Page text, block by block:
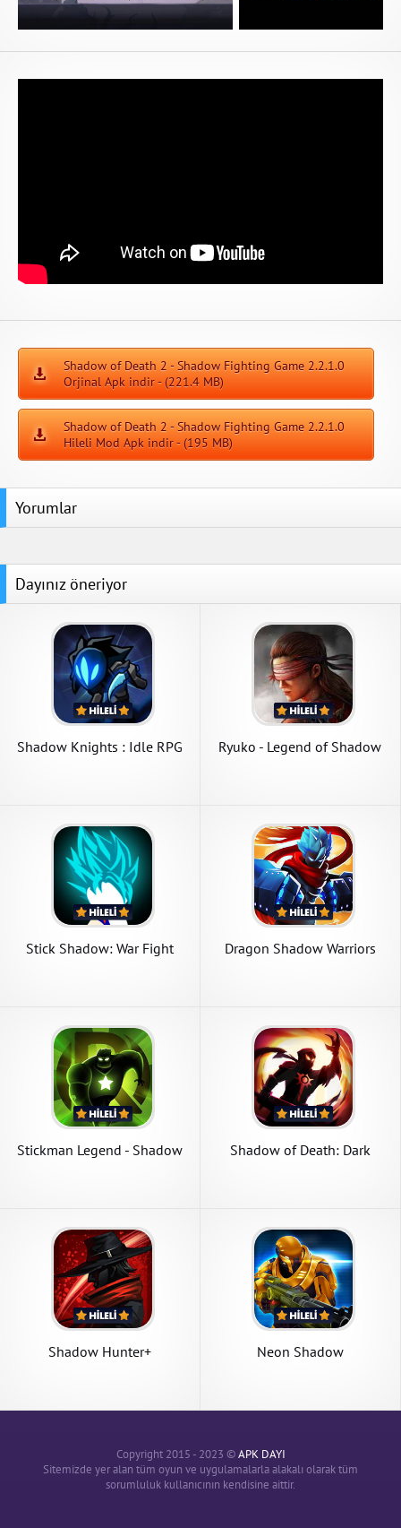
Shadow of Death 2 - Shadow Fighting Game 2.2.1.0
Orjinal Apk indir - (221.4 MB)
Shadow of Death 2 - Shadow Fighting Game 2.2.1.0
Hileli Mod Apk indir - (195 MB)
Yorumlar
Dayınız öneriyor
Shadow Knights : Idle RPG
Ryuko - Legend of Shadow
Stick Shadow: War Fight Dragon Shadow Warriors
Stickman Legend - Shadow
Shadow of Death: Dark
Shadow Hunter+ Neon Shadow
Copyright 2015 - 2023 ©APK DAYI
Sitemizde yer alan tüm oyun ve uygulamalarla alakalı olarak tüm
sorumluluk kullanıcının kendisine aittir.